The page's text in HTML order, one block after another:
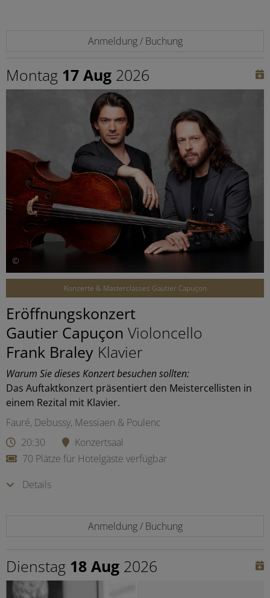
Anmeldung / Buchung
Montag 17 Aug 2026
©
Konzerte & Masterclasses Gautier Capuçon
Eröffnungskonzert
Gautier Capuçon Violoncello
Frank Braley Klavier
Warum Sie dieses Konzert besuchen sollten:
Das Auftaktkonzert präsentiert den Meistercellisten in
einem Rezital mit Klavier.
Fauré, Debussy, Messiaen & Poulenc
20:30
Konzertsaal
70 Plätze für Hotelgäste verfügbar
Details
Anmeldung / Buchung
Dienstag 18 Aug 2026